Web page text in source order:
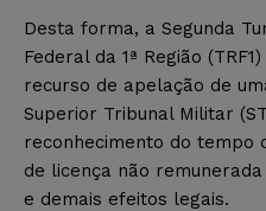
Desta forma, a Segunda
Federal da 1ª Região
recurso de apelação de
Superior Tribunal Militar
reconhecimento do tempo
de licença não
e demais efeitos legais.